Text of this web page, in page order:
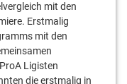
mit den
Erstmalig
mit den
Ligisten
die erstmalig in